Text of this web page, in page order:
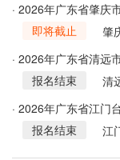
· 2026年广东省肇庆
务中心工作人员1人公
即将截止
肇
· 2026年广东省清远
务类人员6人公告
报名结束
清
· 2026年广东省江门
化工会工作者公告
报名结束
江